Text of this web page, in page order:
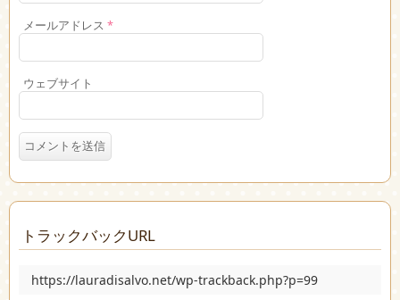
メールアドレス *
ウェブサイト
トラックバックURL
https://lauradisalvo.net/wp-trackback.php?p=99